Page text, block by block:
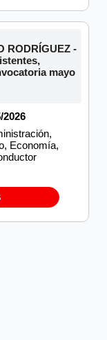
RODRÍGUEZ -
mayo
Economía,